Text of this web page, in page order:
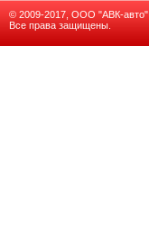
© 2009-2017, ООО "АВК-авто".
Все права защищены.